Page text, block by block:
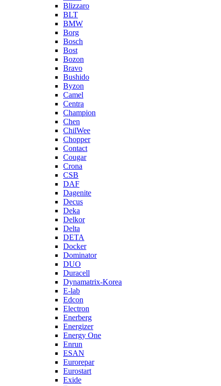
Blizzaro
BLT
BMW
Borg
Bosch
Bost
Bozon
Bravo
Bushido
Byzon
Camel
Centra
Champion
Chen
ChilWee
Chopper
Contact
Cougar
Crona
CSB
DAF
Dagenite
Decus
Deka
Delkor
Delta
DETA
Docker
Dominator
DUO
Duracell
Dynamatrix-Korea
E-lab
Edcon
Electron
Enerberg
Energizer
Energy One
Enrun
ESAN
Eurorepar
Eurostart
Exide